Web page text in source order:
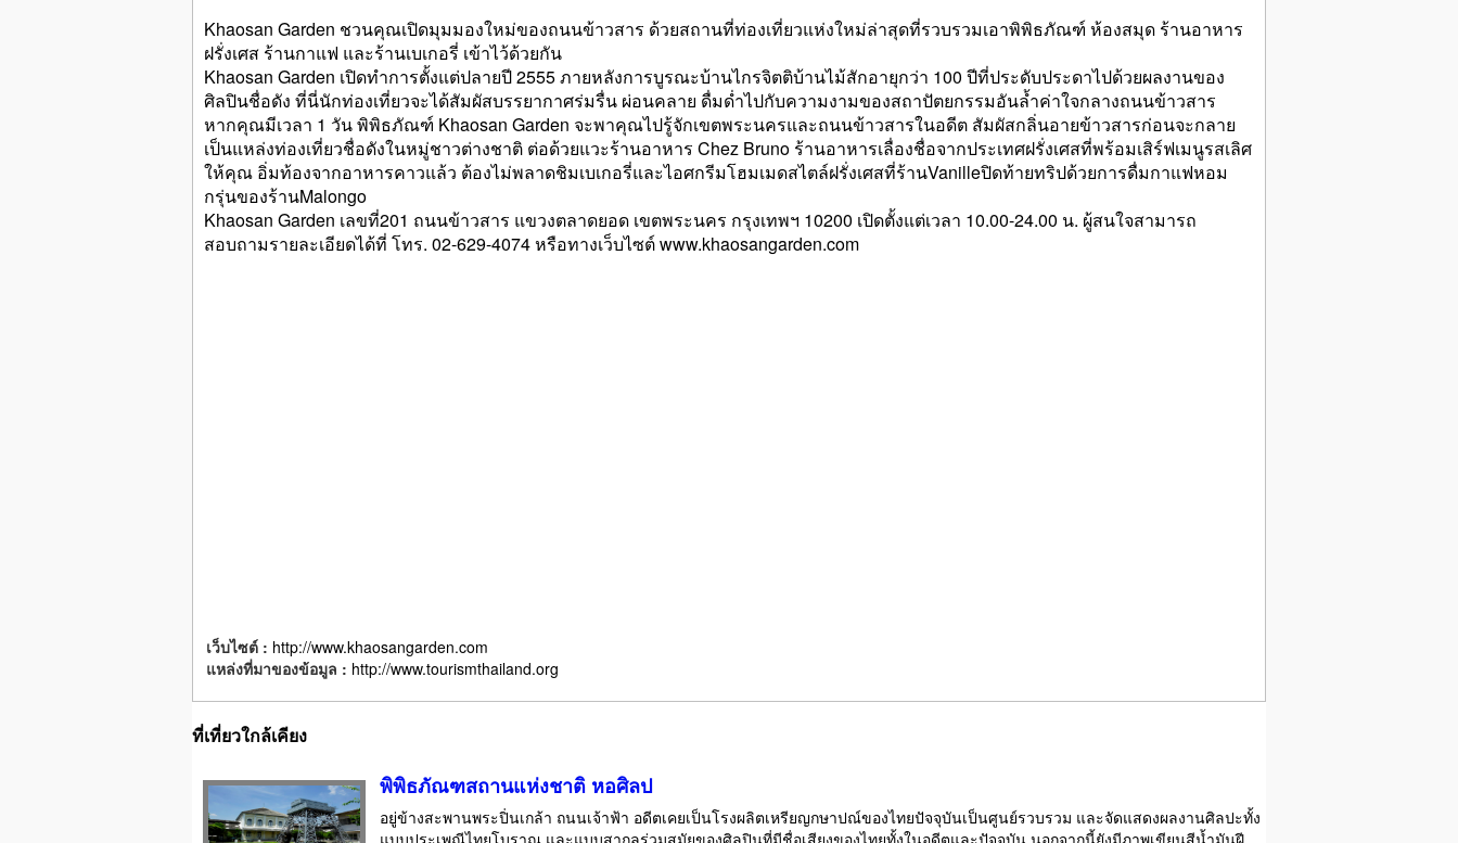
Khaosan Garden ชวนคุณเปิดมุมมองใหม่ของถนนข้าวสาร ด้วยสถานที่ท่องเที่ยวแห่งใหม่ล่าสุดที่รวบรวมเอาพิพิธภัณฑ์ ห้องสมุด ร้านอาหาร
ฝรั่งเศส ร้านกาแฟ และร้านเบเกอรี่ เข้าไว้ด้วยกัน
Khaosan Garden เปิดทำการตั้งแต่ปลายปี 2555 ภายหลังการบูรณะบ้านไกรจิตติบ้านไม้สักอายุกว่า 100 ปีที่ประดับประดาไปด้วยผลงานของ
ศิลปินชื่อดัง ที่นี่นักท่องเที่ยวจะได้สัมผัสบรรยากาศร่มรื่น ผ่อนคลาย ดื่มด่ำไปกับความงามของสถาปัตยกรรมอันล้ำค่าใจกลางถนนข้าวสาร
หากคุณมีเวลา 1 วัน พิพิธภัณฑ์ Khaosan Garden จะพาคุณไปรู้จักเขตพระนครและถนนข้าวสารในอดีต สัมผัสกลิ่นอายข้าวสารก่อนจะกลาย
เป็นแหล่งท่องเที่ยวชื่อดังในหมู่ชาวต่างชาติ ต่อด้วยแวะร้านอาหาร Chez Bruno ร้านอาหารเลื่องชื่อจากประเทศฝรั่งเศสที่พร้อมเสิร์ฟเมนูรสเลิศ
ให้คุณ อิ่มท้องจากอาหารคาวแล้ว ต้องไม่พลาดชิมเบเกอรี่และไอศกรีมโฮมเมดสไตล์ฝรั่งเศสที่ร้านVanilleปิดท้ายทริปด้วยการดื่มกาแฟหอม
กรุ่นของร้านMalongo
Khaosan Garden เลขที่201 ถนนข้าวสาร แขวงตลาดยอด เขตพระนคร กรุงเทพฯ 10200 เปิดตั้งแต่เวลา 10.00-24.00 น. ผู้สนใจสามารถ
สอบถามรายละเอียดได้ที่ โทร. 02-629-4074 หรือทางเว็บไซต์ www.khaosangarden.com
เว็บไซต์ : http://www.khaosangarden.com
แหล่งที่มาของข้อมูล : http://www.tourismthailand.org
ที่เที่ยวใกล้เคียง
พิพิธภัณฑสถานแห่งชาติ หอศิลป
อยู่ข้างสะพานพระปิ่นเกล้า ถนนเจ้าฟ้า อดีตเคยเป็นโรงผลิตเหรียญกษาปณ์ของไทยปัจจุบันเป็นศูนย์รวบรวม และจัดแสดงผลงานศิลปะทั้ง
แบบประเพณีไทยโบราณ และแบบสากลร่วมสมัยของศิลปินที่มีชื่อเสียงของไทยทั้งในอดีตและปัจจุบัน นอกจากนี้ยังมีภาพเขียนสีน้ำมันฝี